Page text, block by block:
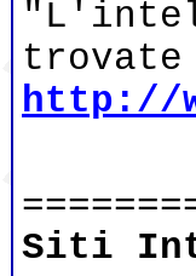
http://
Siti